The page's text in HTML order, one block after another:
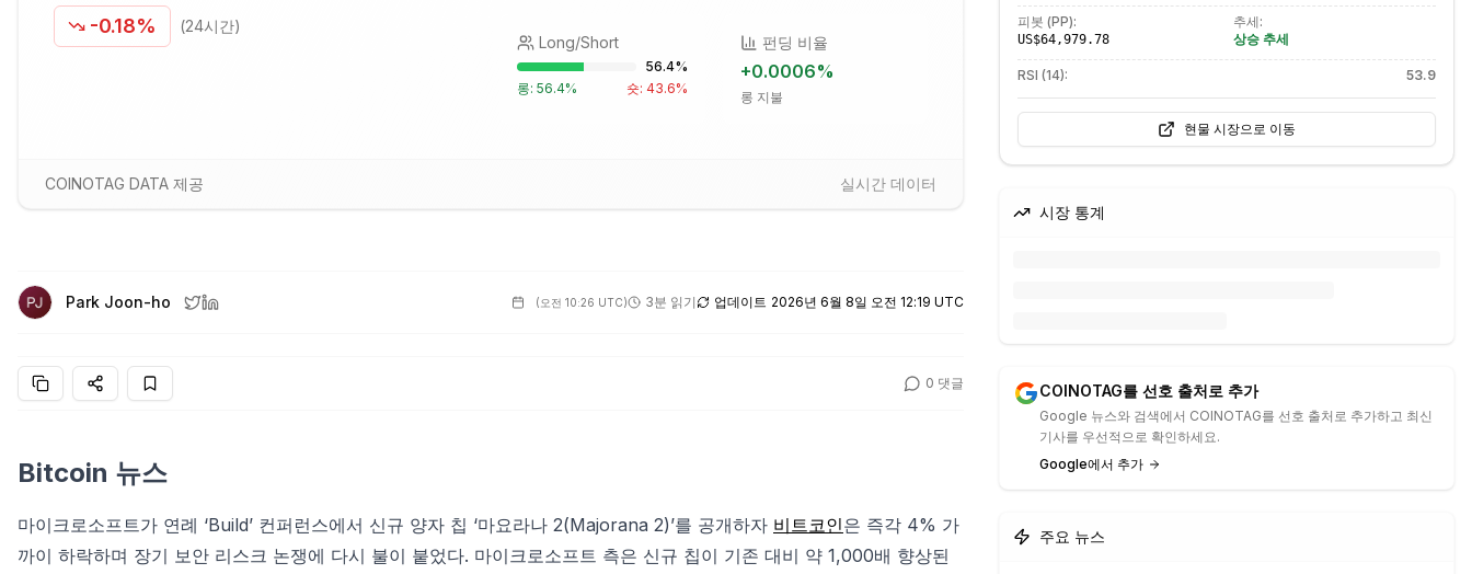
-0.18% (24시간)
Long/Short
56.4%
롱: 56.4% 숏: 43.6%
펀딩 비율
+0.0006%
롱 지불
COINOTAG DATA 제공 실시간 데이터
Park Joon-ho (오전 10:26 UTC) 3분 읽기 업데이트 2026년 6월 8일 오전 12:19 UTC
0 댓글
Bitcoin 뉴스
마이크로소프트가 연례 ‘Build’ 컨퍼런스에서 신규 양자 칩 ‘마요라나 2(Majorana 2)’를 공개하자 비트코인은 즉각 4% 가
까이 하락하며 장기 보안 리스크 논쟁에 다시 불이 붙었다. 마이크로소프트 측은 신규 칩이 기존 대비 약 1,000배 향상된
피봇 (PP):
US$64,979.78
추세:
상승 추세
RSI (14): 53.9
현물 시장으로 이동
시장 통계
COINOTAG를 선호 출처로 추가
Google 뉴스와 검색에서 COINOTAG를 선호 출처로 추가하고 최신
기사를 우선적으로 확인하세요.
Google에서 추가
주요 뉴스